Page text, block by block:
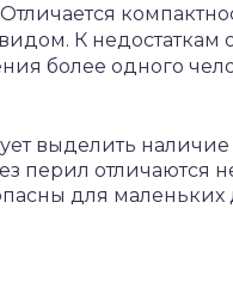
К недостаткам
более одного
выделить
перил отличаются
для